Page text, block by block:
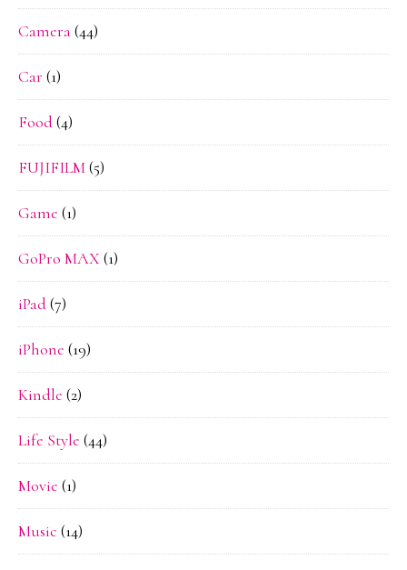
た！
Camera(44)
Car (1)
Food(4)
FUJIFILM(5)
Game (1)
GoPro MAX(1)
iPad(7)
iPhone (19)
Kindle (2)
Life Style (44)
Movie (1)
Music (14)